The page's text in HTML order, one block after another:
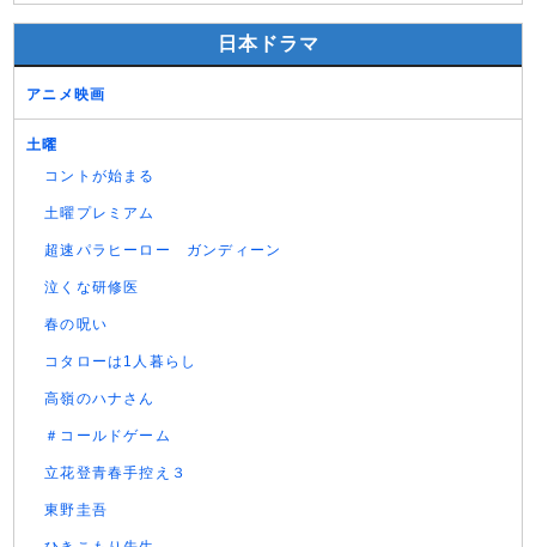
日本ドラマ
アニメ映画
土曜
コントが始まる
土曜プレミアム
超速パラヒーロー ガンディーン
泣くな研修医
春の呪い
コタローは1人暮らし
高嶺のハナさん
＃コールドゲーム
立花登青春手控え３
東野圭吾